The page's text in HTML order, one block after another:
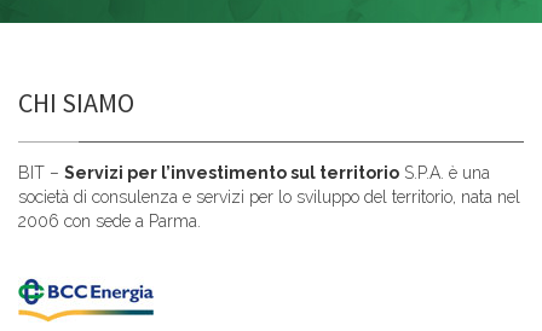
CHI SIAMO
BIT – Servizi per l’investimento sul territorio S.P.A. è una
società di consulenza e servizi per lo sviluppo del territorio, nata nel
2006 con sede a Parma.